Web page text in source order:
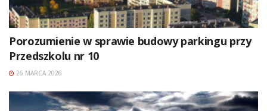
Porozumienie w sprawie budowy parkingu przy
Przedszkolu nr 10
26 MARCA 2026